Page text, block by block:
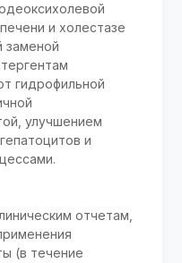
и холестазе
заменой
гидрофильной
улучшением
и
отчетам,
(в течение